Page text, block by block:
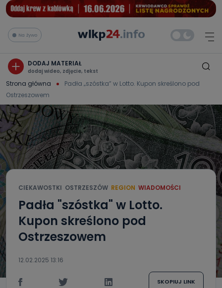
Na żywo
DODAJ MATERIAŁ
dodaj wideo, zdjęcie, tekst
Strona główna
Padła „szóstka” w Lotto. Kupon skreślono pod
Ostrzeszowem
CIEKAWOSTKI OSTRZESZÓW REGION WIADOMOŚCI
Padła "szóstka" w Lotto.
Kupon skreślono pod
Ostrzeszowem
12.02.2025 13:16
SKOPIUJ LINK